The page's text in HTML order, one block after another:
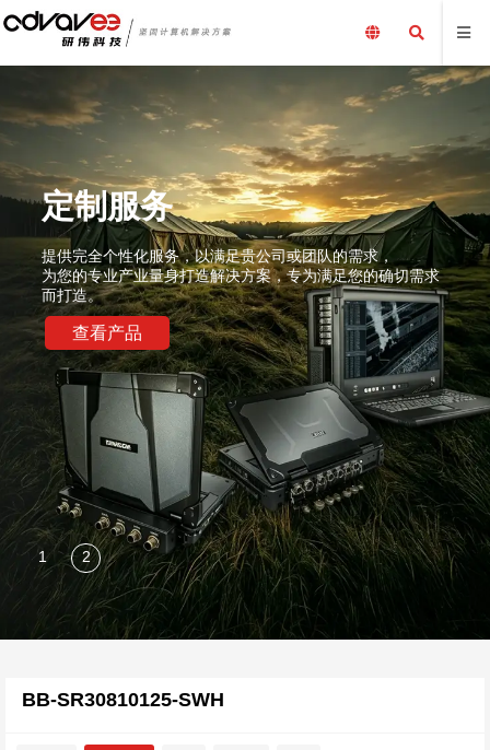
定制服务
提供完全个性化服务，以满足贵公司或团队的需求，
为您的专业产业量身打造解决方案，专为满足您的确切需求
而打造。
查看产品
BB-SR30810125-SWH